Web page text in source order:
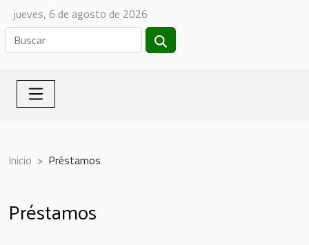
jueves, 6 de agosto de 2026
Inicio Préstamos
Préstamos